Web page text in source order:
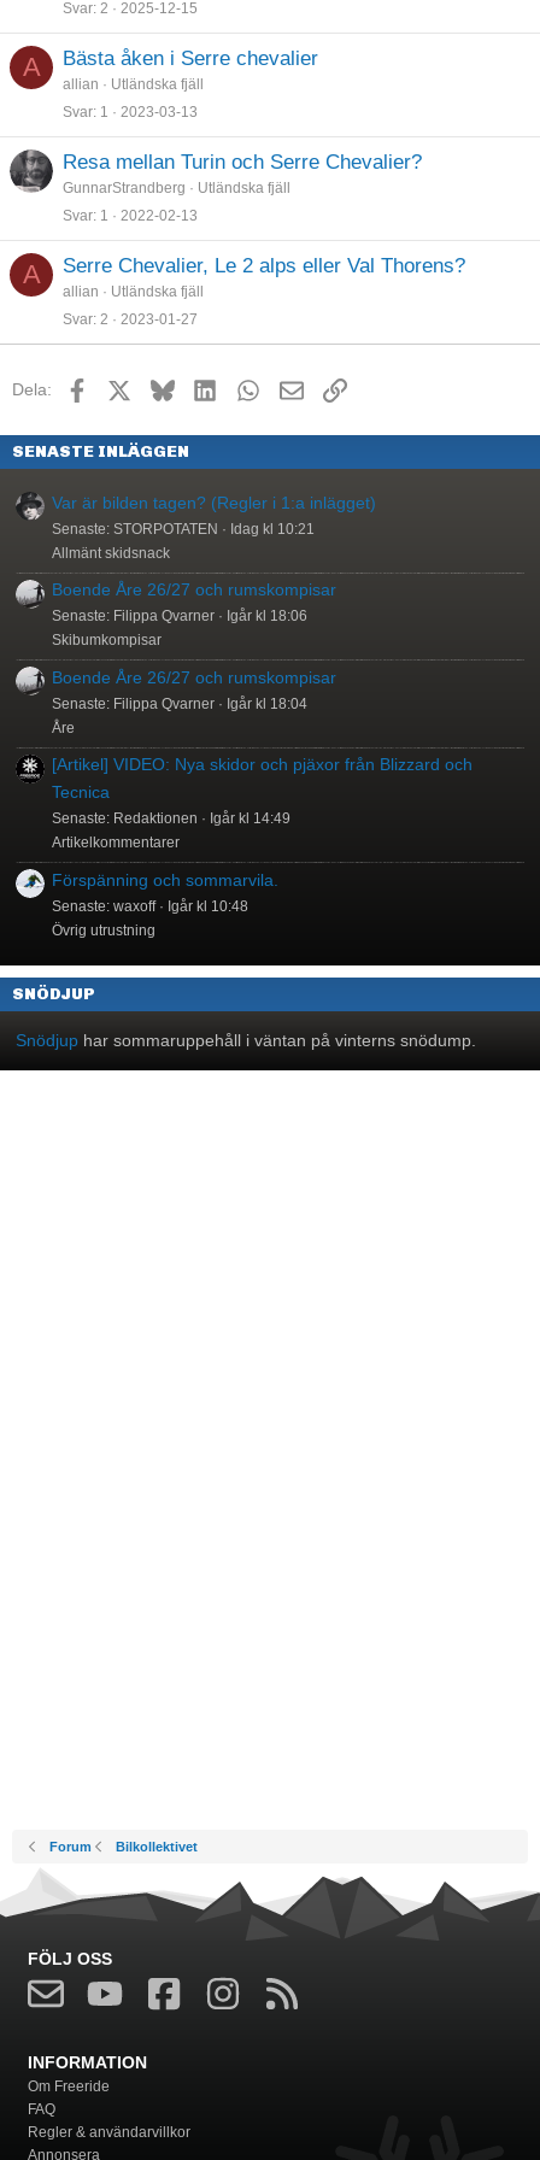
Svar 2 2025-12-15
A Bästa åken i Serre chevalier
allian
Utländska fjäll
Svar 1 2023-03-13
Resa mellan Turin och Serre Chevalier?
GunnarStrandberg
Utländska fjäll
Svar 1 2022-02-13
A Serre Chevalier, Le 2 alps eller Val Thorens?
allian
Utländska fjäll
Svar 2 2023-01-27
Dela: Facebook BlueskyLinkedInWhatsApp
E-postLänk
SENASTE INLÄGGEN
Var är bilden tagen? (Regler i 1:a inlägget)
Senaste: STORPOTATEN
Idag kl 10:21
Allmänt skidsnack
Boende Åre 26/27 och rumskompisar
Senaste: Filippa Qvarner
Igår kl 18:06
Skibumkompisar
Boende Åre 26/27 och rumskompisar
Senaste: Filippa Qvarner
Igår kl 18:04
Åre
[Artikel] VIDEO: Nya skidor och pjäxor från Blizzard och
Tecnica
Senaste: Redaktionen
Igår kl 14:49
Artikelkommentarer
Förspänning och sommarvila.
Senaste: waxoff
Igår kl 10:48
Övrig utrustning
SNÖDJUP
Snödjup har sommaruppehåll i väntan på vinterns snödump.
Forum Bilkollektivet
FÖLJ OSS
INFORMATION
Om Freeride
FAQ
Regler & användarvillkor
Annonsera